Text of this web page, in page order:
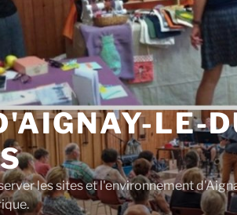
LE-
les sites et l'environnement